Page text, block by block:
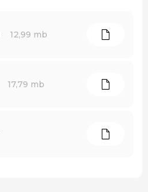
12,99 mb
17,79 mb